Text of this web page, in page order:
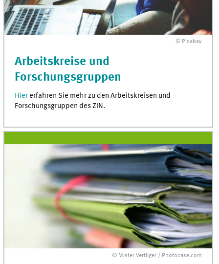
© Pixabay
Arbeitskreise und
Forschungsgruppen
Hier erfahren Sie mehr zu den Arbeitskreisen und
Forschungsgruppen des ZIN.
© Mister Vertilger / Photocase.com